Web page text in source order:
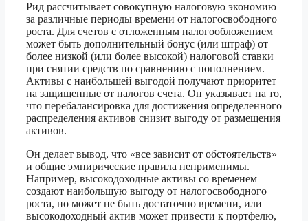
Рид рассчитывает совокупную налоговую экономию
за различные периоды времени от налогосвободного
роста. Для счетов с отложенным налогообложением
может быть дополнительный бонус (или штраф) от
более низкой (или более высокой) налоговой ставки
при снятии средств по сравнению с пополнением.
Активы с наибольшей выгодой получают приоритет
на защищенные от налогов счета. Он указывает на то,
что перебалансировка для достижения определенного
распределения активов снизит выгоду от размещения
активов.
Он делает вывод, что «все зависит от обстоятельств»
и общие эмпирические правила неприменимы.
Например, высокодоходные активы со временем
создают наибольшую выгоду от налогосвободного
роста, но может не быть достаточно времени, или
высокодоходный актив может привести к портфелю,